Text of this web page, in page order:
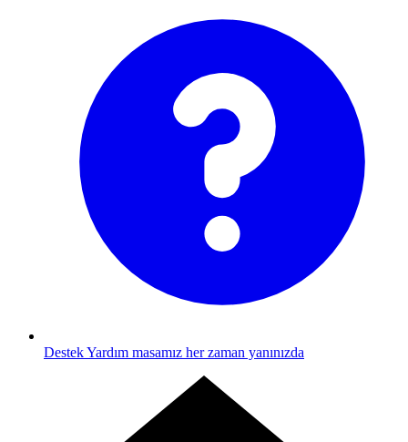
DestekYardım masamız her zaman yanınızda